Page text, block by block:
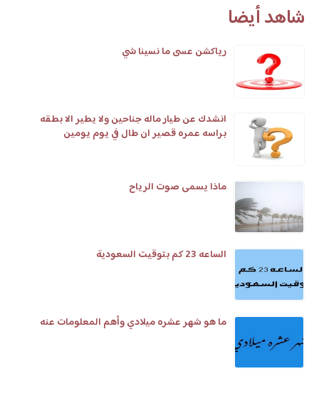
شاهد أيضا
رياكشن عسى ما نسينا شي
انشدك عن طيار ماله جناحين ولا يطير الا بطقه
براسه عمره قصير ان طال في يوم يومين
ماذا يسمى صوت الرياح
الساعه 23 كم بتوقيت السعودية
ما هو شهر عشره ميلادي وأهم المعلومات عنه